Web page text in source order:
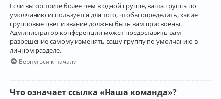
Если вы состоите более чем в одной группе, ваша группа по
умолчанию используется для того, чтобы определить, какие
групповые цвет и звание должны быть вам присвоены.
Администратор конференции может предоставить вам
разрешение самому изменять вашу группу по умолчанию в
личном разделе.
Вернуться к началу
Что означает ссылка «Наша команда»?